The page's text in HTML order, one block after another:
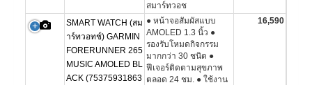
สมาร์ทวอช
SMART WATCH (สม
าร์ทวอทช์) GARMIN
FORERUNNER 265
MUSIC AMOLED BL
ACK (75375931863
● หน้าจอสัมผัสแบบ
AMOLED 1.3 นิ้ว ●
รองรับโหมดกิจกรรม
มากกว่า 30 ชนิด ●
ฟีเจอร์ติดตามสุขภาพ
ตลอด 24 ชม. ● ใช้งาน
16,590